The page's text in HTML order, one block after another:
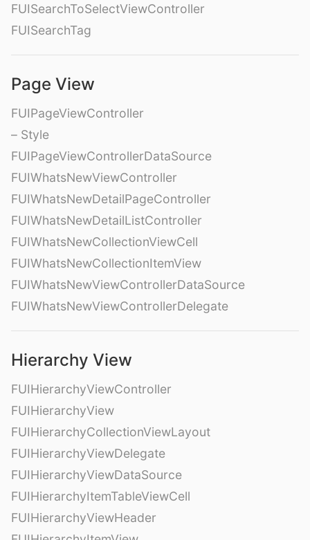
FUISearchToSelectViewController
FUISearchTag
Page View
FUIPageViewController
– Style
FUIPageViewControllerDataSource
FUIWhatsNewViewController
FUIWhatsNewDetailPageController
FUIWhatsNewDetailListController
FUIWhatsNewCollectionViewCell
FUIWhatsNewCollectionItemView
FUIWhatsNewViewControllerDataSource
FUIWhatsNewViewControllerDelegate
Hierarchy View
FUIHierarchyViewController
FUIHierarchyView
FUIHierarchyCollectionViewLayout
FUIHierarchyViewDelegate
FUIHierarchyViewDataSource
FUIHierarchyItemTableViewCell
FUIHierarchyViewHeader